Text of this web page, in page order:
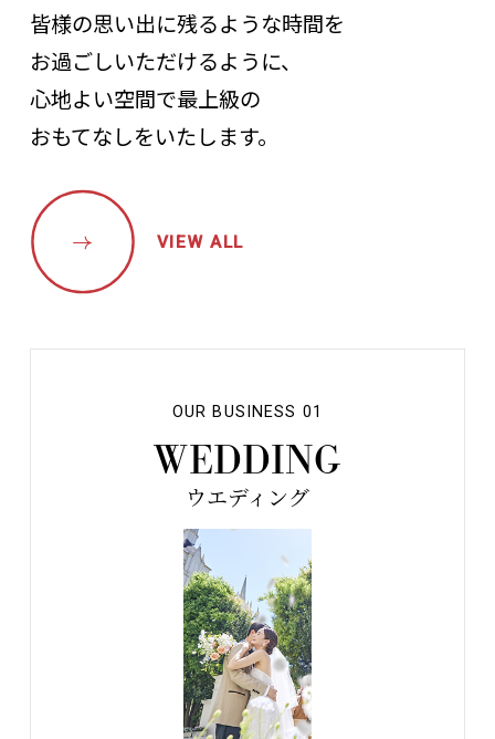
皆様の思い出に残るような時間を
お過ごしいただけるように、
心地よい空間で最上級の
おもてなしをいたします。
VIEW ALL
OUR BUSINESS 01
WEDDING
ウエディング